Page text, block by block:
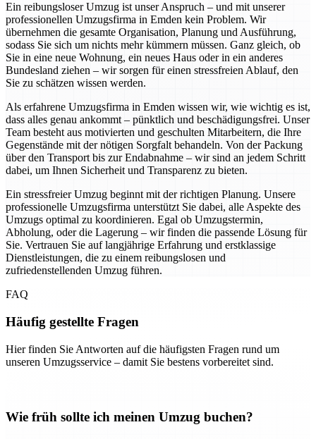
Ein reibungsloser Umzug ist unser Anspruch – und mit unserer
professionellen Umzugsfirma in Emden kein Problem. Wir
übernehmen die gesamte Organisation, Planung und Ausführung,
sodass Sie sich um nichts mehr kümmern müssen. Ganz gleich, ob
Sie in eine neue Wohnung, ein neues Haus oder in ein anderes
Bundesland ziehen – wir sorgen für einen stressfreien Ablauf, den
Sie zu schätzen wissen werden.
Als erfahrene Umzugsfirma in Emden wissen wir, wie wichtig es ist,
dass alles genau ankommt – pünktlich und beschädigungsfrei. Unser
Team besteht aus motivierten und geschulten Mitarbeitern, die Ihre
Gegenstände mit der nötigen Sorgfalt behandeln. Von der Packung
über den Transport bis zur Endabnahme – wir sind an jedem Schritt
dabei, um Ihnen Sicherheit und Transparenz zu bieten.
Ein stressfreier Umzug beginnt mit der richtigen Planung. Unsere
professionelle Umzugsfirma unterstützt Sie dabei, alle Aspekte des
Umzugs optimal zu koordinieren. Egal ob Umzugstermin,
Abholung, oder die Lagerung – wir finden die passende Lösung für
Sie. Vertrauen Sie auf langjährige Erfahrung und erstklassige
Dienstleistungen, die zu einem reibungslosen und
zufriedenstellenden Umzug führen.
FAQ
Häufig gestellte Fragen
Hier finden Sie Antworten auf die häufigsten Fragen rund um
unseren Umzugsservice – damit Sie bestens vorbereitet sind.
Wie früh sollte ich meinen Umzug buchen?